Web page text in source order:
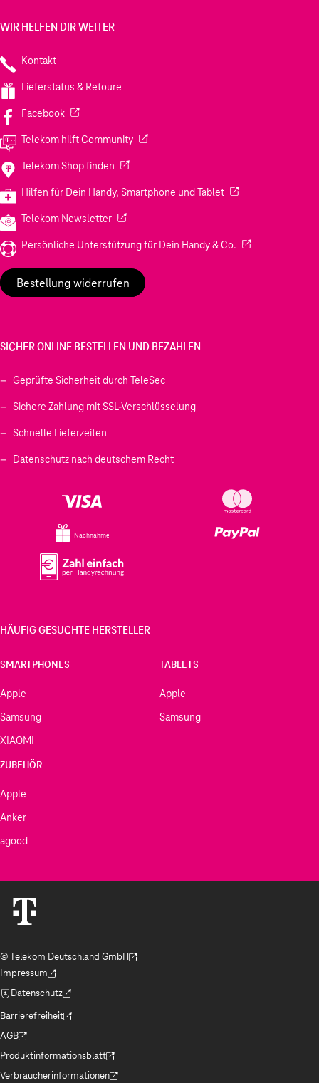
WIR HELFEN DIR WEITER
Kontakt
Lieferstatus & Retoure
Facebook(Wird in einem neuen Tab geöffnet)
Telekom hilft Community(Wird in einem neuen Tab geöffnet)
Telekom Shop finden (Wird in einem neuen Tab geöffnet)
Hilfen für Dein Handy, Smartphone und Tablet(Wird in einem
Telekom Newsletter(Wird in einem neuen Tab geöffnet)
Persönliche Unterstützung für Dein Handy & Co. (Wird in einem
Bestellung widerrufen
SICHER ONLINE BESTELLEN UND BEZAHLEN
Geprüfte Sicherheit durch TeleSec
Sichere Zahlung mit SSL-Verschlüsselung
Schnelle Lieferzeiten
Datenschutz nach deutschem Recht
Nachnahme
HÄUFIG GESUCHTE HERSTELLER
SMARTPHONES
Apple
Samsung
XIAOMI
TABLETS
Apple
Samsung
ZUBEHÖR
Apple
Anker
agood
© Telekom Deutschland GmbH
(Der Link wird in einem neuen Tab geöffnet)
Impressum
(Der Link wird in einem neuen Tab geöffnet)
Datenschutz
(Der Link wird in einem neuen Tab geöffnet)
Barrierefreiheit
(Der Link wird in einem neuen Tab geöffnet)
AGB
(Der Link wird in einem neuen Tab geöffnet)
Produktinformationsblatt
(Der Link wird in einem neuen Tab geöffnet)
Verbraucherinformationen